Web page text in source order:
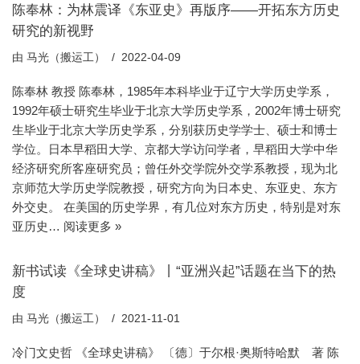
陈奉林：为林震译《东亚史》再版序——开拓东方历史
研究的新视野
由 马光（搬运工） 2022-04-09
陈奉林 教授 陈奉林，1985年本科毕业于辽宁大学历史学系，
1992年硕士研究生毕业于北京大学历史学系，2002年博士研究
生毕业于北京大学历史学系，分别获历史学学士、硕士和博士
学位。日本早稻田大学、京都大学访问学者，早稻田大学中华
经济研究所客座研究员；曾任外交学院外交学系教授，现为北
京师范大学历史学院教授，研究方向为日本史、东亚史、东方
外交史。 在美国的历史学界，有几位对东方历史，特别是对东
亚历史… 阅读更多 »
新书试读《全球史讲稿》丨“亚洲兴起”话题在当下的热
度
由 马光（搬运工） 2021-11-01
冷门文史哲 《全球史讲稿》 〔德〕于尔根·奥斯特哈默 著 陈